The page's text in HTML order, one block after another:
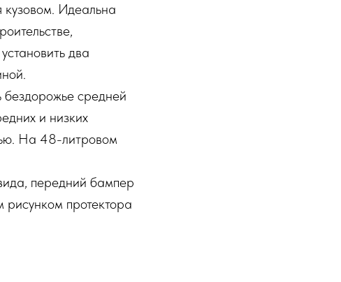
Идеальна
два
средней
и низких
На 48-литровом
передний бампер
протектора